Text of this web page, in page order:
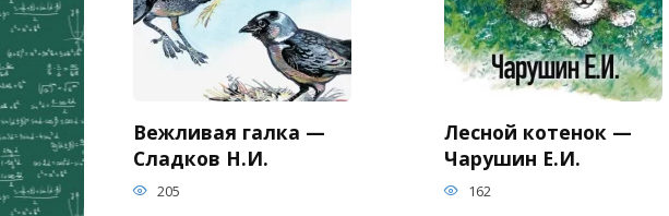
Вежливая галка —
Сладков Н.И.
205
Лесной котенок —
Чарушин Е.И.
162